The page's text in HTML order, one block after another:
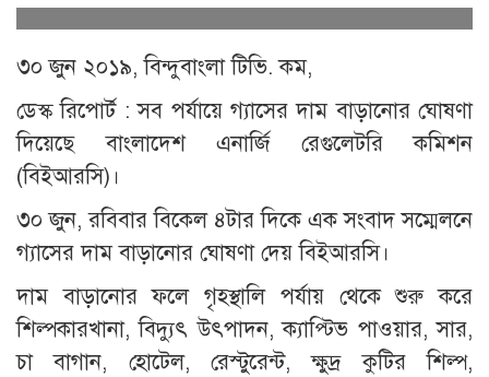
৩০ জুন ২০১৯, বিন্দুবাংলা টিভি. কম,
ডেস্ক রিপোর্ট : সব পর্যায়ে গ্যাসের দাম বাড়ানোর ঘোষণা
দিয়েছে বাংলাদেশ এনার্জি রেগুলেটরি কমিশন
(বিইআরসি)।
৩০ জুন, রবিবার বিকেল ৪টার দিকে এক সংবাদ সম্মেলনে
গ্যাসের দাম বাড়ানোর ঘোষণা দেয় বিইআরসি।
দাম বাড়ানোর ফলে গৃহস্থালি পর্যায় থেকে শুরু করে
শিল্পকারখানা, বিদ্যুৎ উৎপাদন, ক্যাপ্টিভ পাওয়ার, সার,
চা বাগান, হোটেল, রেস্টুরেন্ট, ক্ষুদ্র কুটির শিল্প,